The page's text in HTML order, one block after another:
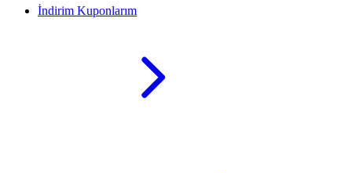
İndirim Kuponlarım